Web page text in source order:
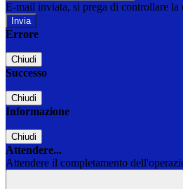
E-mail inviata, si prega di controllare la
Errore
Chiudi
Successo
Chiudi
Informazione
Chiudi
Attendere...
Attendere il completamento